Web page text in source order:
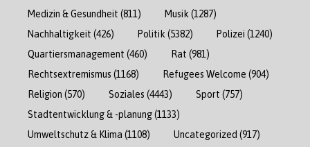
Medizin & Gesundheit (811) Musik (1287)
Nachhaltigkeit (426) Politik (5382) Polizei (1240)
Quartiersmanagement (460) Rat (981)
Rechtsextremismus (1168) Refugees Welcome (904)
Religion (570) Soziales (4443) Sport (757)
Stadtentwicklung & -planung(1133)
Umweltschutz & Klima (1108) Uncategorized (917)